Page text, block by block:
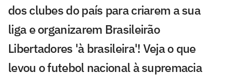
dos clubes do país para criarem a sua
liga e organizarem Brasileirão
Libertadores 'à brasileira'! Veja o que
levou o futebol nacional à supremacia